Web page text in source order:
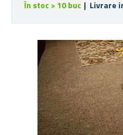
În stoc > 10 buc | Livrare